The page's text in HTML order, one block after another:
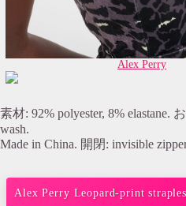
Alex Perry
素材: 92% polyester, 8% elastane.
wash.
Made in China. 開閉: invisible
Alex Perry Leopard-print